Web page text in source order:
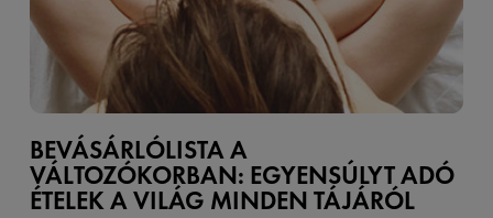
BEVÁSÁRLÓLISTA A
VÁLTOZÓKORBAN: EGYENSÚLYT ADÓ
ÉTELEK A VILÁG MINDEN TÁJÁRÓL